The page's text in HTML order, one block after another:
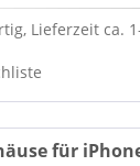
Lieferzeit ca.
für